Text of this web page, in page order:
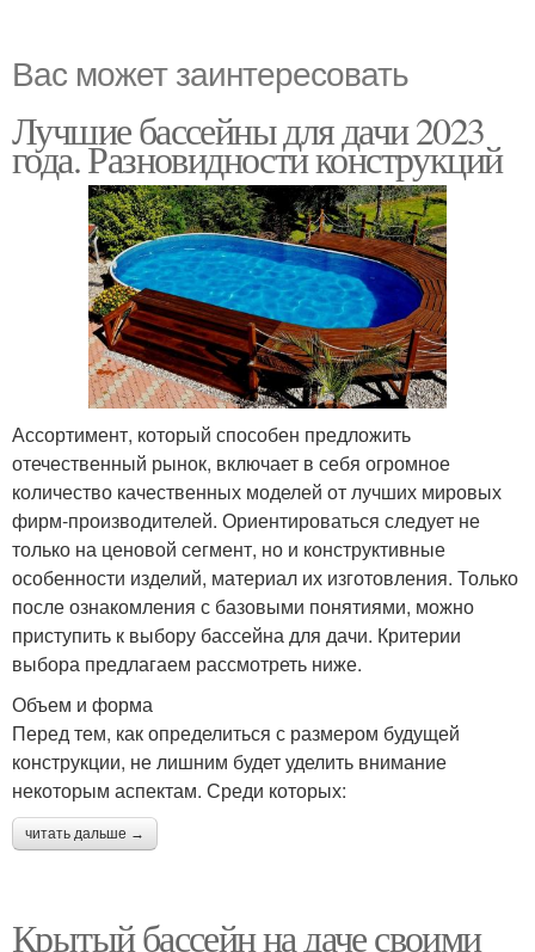
Вас может заинтересовать
Лучшие бассейны для дачи 2023
года. Разновидности конструкций
Ассортимент, который способен предложить
отечественный рынок, включает в себя огромное
количество качественных моделей от лучших мировых
фирм-производителей. Ориентироваться следует не
только на ценовой сегмент, но и конструктивные
особенности изделий, материал их изготовления. Только
после ознакомления с базовыми понятиями, можно
приступить к выбору бассейна для дачи. Критерии
выбора предлагаем рассмотреть ниже.
Объем и форма
Перед тем, как определиться с размером будущей
конструкции, не лишним будет уделить внимание
некоторым аспектам. Среди которых:
читать дальше →
Крытый бассейн на даче своими